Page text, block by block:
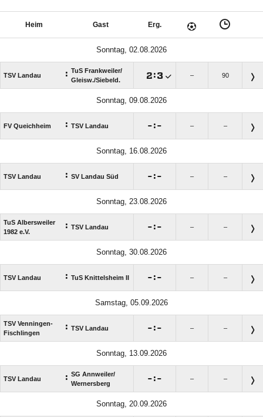
Heim Gast Erg.
Sonntag, 02.08.2026
TSV Landau : TuS Frankweiler/​
Gleisw./​Siebeld.
: – 90
Sonntag, 09.08.2026
FV Queichheim : TSV Landau : – –
Sonntag, 16.08.2026
TSV Landau : SV Landau Süd : – –
Sonntag, 23.08.2026
TuS Albersweiler
1982 e.V.
: TSV Landau : – –
Sonntag, 30.08.2026
TSV Landau : TuS Knittelsheim II : – –
Samstag, 05.09.2026
TSV Venningen-
Fischlingen
: TSV Landau : – –
Sonntag, 13.09.2026
TSV Landau : SG Annweiler/​
Wernersberg
: – –
Sonntag, 20.09.2026